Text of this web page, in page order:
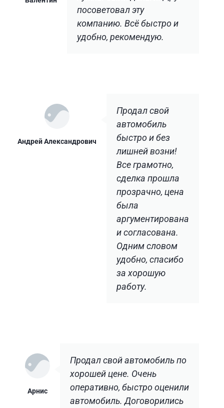
посоветовал эту
компанию. Всё быстро и
удобно, рекомендую.
Продал свой
автомобиль
быстро и без
лишней возни!
Все грамотно,
сделка прошла
прозрачно, цена
была
аргументирована
и согласована.
Одним словом
удобно, спасибо
за хорошую
работу.
Андрей Александрович
Продал свой автомобиль по
хорошей цене. Очень
оперативно, быстро оценили
автомобиль. Договорились
Арнис